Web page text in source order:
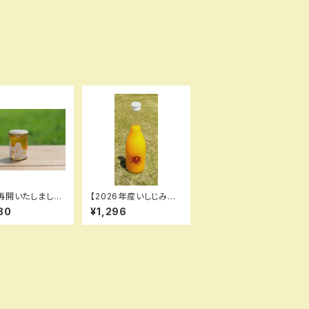
開いたしまし
美の輝き 120g
【2026年産いしじみか
ん100％】 みかん10
0%果汁【720ml】
¥1,296